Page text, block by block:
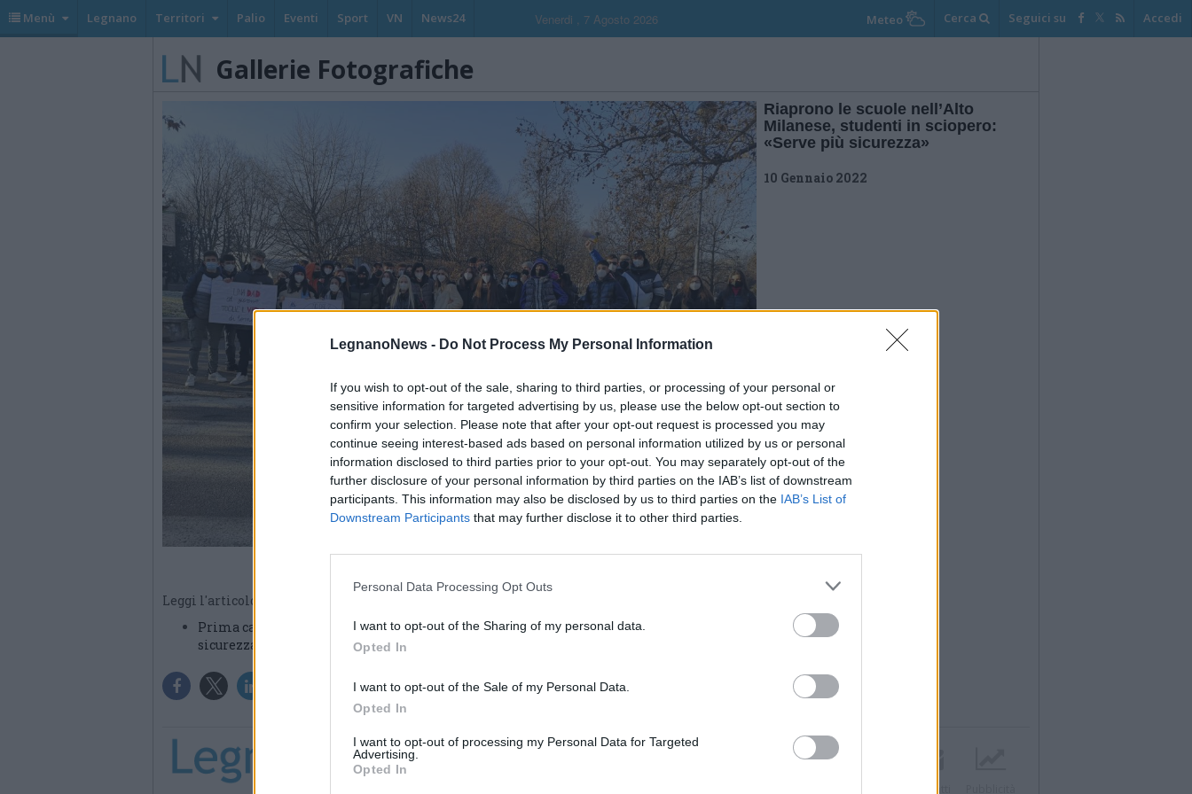
LegnanoNews - Do Not Process My Personal Information
If you wish to opt-out of the sale, sharing to third parties, or processing of your personal or
sensitive information for targeted advertising by us, please use the below opt-out section to
confirm your selection. Please note that after your opt-out request is processed you may
continue seeing interest-based ads based on personal information utilized by us or personal
information disclosed to third parties prior to your opt-out. You may separately opt-out of the
further disclosure of your personal information by third parties on the IAB’s list of downstream
participants. This information may also be disclosed by us to third parties on the IAB’s List of
Downstream Participants that may further disclose it to other third parties.
Personal Data Processing Opt Outs
I want to opt-out of the Sharing of my personal data.
Opted In
I want to opt-out of the Sale of my Personal Data.
Opted In
I want to opt-out of processing my Personal Data for Targeted
Advertising.
Opted In
Menù Legnano Territori Palio Eventi Sport VN News24 Venerdi , 7 Agosto 2026 Meteo Cerca Seguici su Accedi
Gallerie Fotografiche
Leggi l'articolo:
Prima campanella del 2022 nell’Alto Milanese, ma gli studenti scioperano: «Serve più
sicurezza»
Riaprono le scuole nell’Alto
Milanese, studenti in sciopero:
«Serve più sicurezza»
10 Gennaio 2022